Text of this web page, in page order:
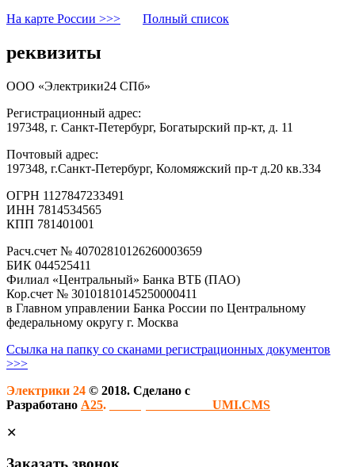
На карте России >>>
Полный список
реквизиты
ООО «Электрики24 СПб»
Регистрационный адрес:
197348, г. Санкт-Петербург, Богатырский пр-кт, д. 11
Почтовый адрес:
197348, г.Санкт-Петербург, Коломяжский пр-т д.20 кв.334
ОГРН 1127847233491
ИНН 7814534565
КПП 781401001
Расч.счет № 40702810126260003659
БИК 044525411
Филиал «Центральный» Банка ВТБ (ПАО)
Кор.счет № 30101810145250000411
в Главном управлении Банка России по Центральному
федеральному округу г. Москва
Ссылка на папку со сканами регистрационных документов
>>>
Электрики 24 © 2018. Сделано с
Разработано A25. UMI.CMS
✕
Заказать звонок